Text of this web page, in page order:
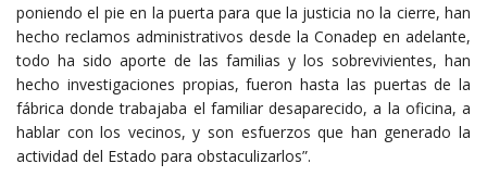
poniendo el pie en la puerta para que la justicia no la cierre, han
hecho reclamos administrativos desde la Conadep en adelante,
todo ha sido aporte de las familias y los sobrevivientes, han
hecho investigaciones propias, fueron hasta las puertas de la
fábrica donde trabajaba el familiar desaparecido, a la oficina, a
hablar con los vecinos, y son esfuerzos que han generado la
actividad del Estado para obstaculizarlos”.